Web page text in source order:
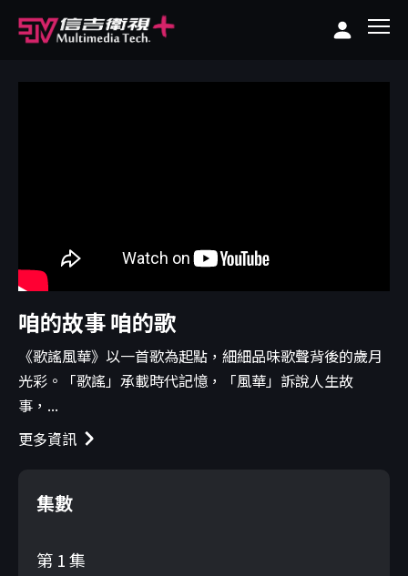
咱的故事 咱的歌
《歌謠風華》以一首歌為起點，細細品味歌聲背後的歲月
光彩。「歌謠」承載時代記憶，「風華」訴說人生故
事，...
更多資訊
集數
第 1 集